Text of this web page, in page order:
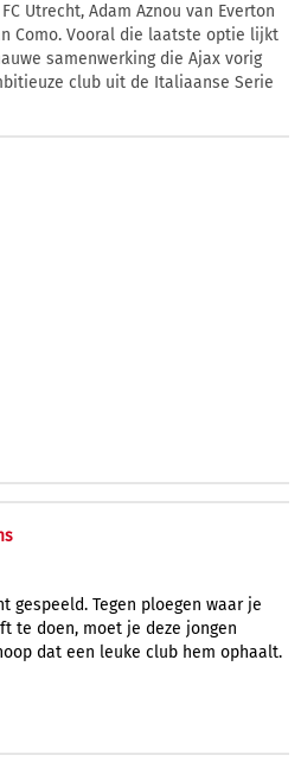
Utrecht, Adam Aznou van Everton
Como. Vooral die laatste optie lijkt
samenwerking die Ajax vorig
club uit de Italiaanse Serie
gespeeld. Tegen ploegen waar je
te doen, moet je deze jongen
dat een leuke club hem ophaalt.